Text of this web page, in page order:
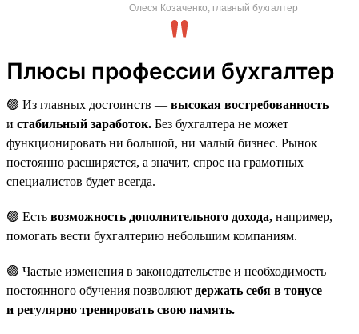
Олеся Козаченко, главный бухгалтер
Плюсы профессии бухгалтер
🟢 Из главных достоинств — высокая востребованность
и стабильный заработок. Без бухгалтера не может
функционировать ни большой, ни малый бизнес. Рынок
постоянно расширяется, а значит, спрос на грамотных
специалистов будет всегда.
🟢 Есть возможность дополнительного дохода, например,
помогать вести бухгалтерию небольшим компаниям.
🟢 Частые изменения в законодательстве и необходимость
постоянного обучения позволяют держать себя в тонусе
и регулярно тренировать свою память.